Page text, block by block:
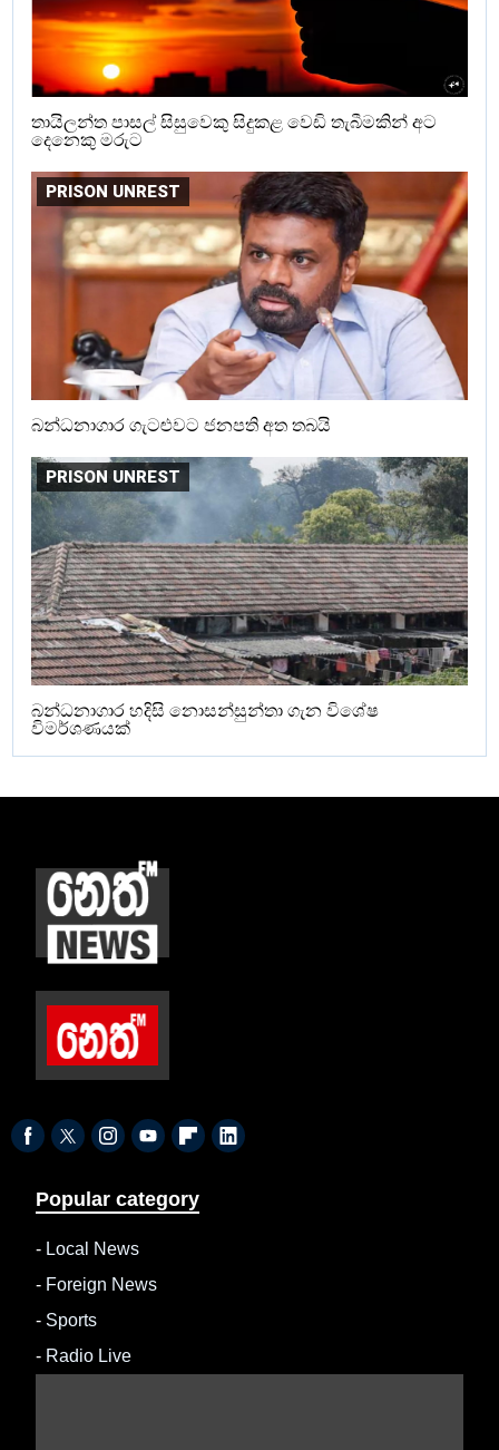
තායිලන්ත පාසල් සිසුවෙකු සිදුකළ වෙඩි තැබීමකින් අට
දෙනෙකු මරුට
PRISON UNREST
බන්ධනාගාර ගැටළුවට ජනපති අත තබයි
PRISON UNREST
බන්ධනාගාර හදිසි නොසන්සුන්තා ගැන විශේෂ
විමර්ශණයක්
Popular category
- Local News
- Foreign News
- Sports
- Radio Live